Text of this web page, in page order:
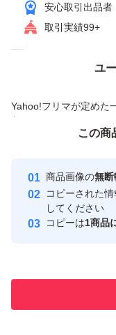
引き続きご愛顧い
※多少の皮剥け、サ
ットする事で問題
にんにく ニンニク
発送のサイズで厚
内の粒の大きさの
安心取引出品者
取引実績99+
ユ
Yahoo!フリマが定めた
付与しています
安心取引出品者
取引実績
価格の相談
この商
商品画像の無断
コピーされた情
してください
コピーは1商品
この商品をみている